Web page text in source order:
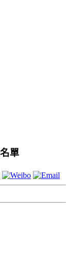
單